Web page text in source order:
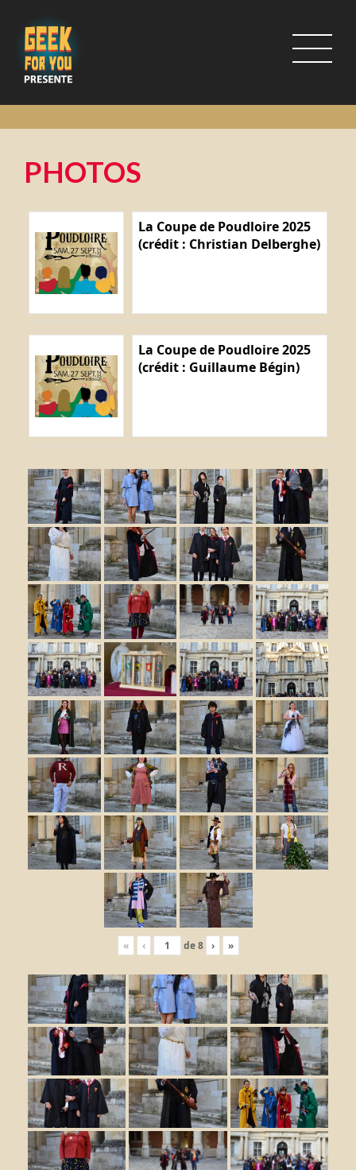
PHOTOS
La Coupe de Poudloire 2025
(crédit : Christian Delberghe)
La Coupe de Poudloire 2025
(crédit : Guillaume Bégin)
« ‹ de8 › »